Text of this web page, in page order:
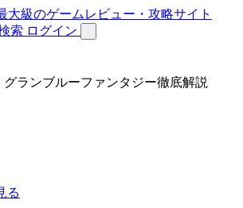
索 ログイン
ランブルーファンタジー徹底解説
る